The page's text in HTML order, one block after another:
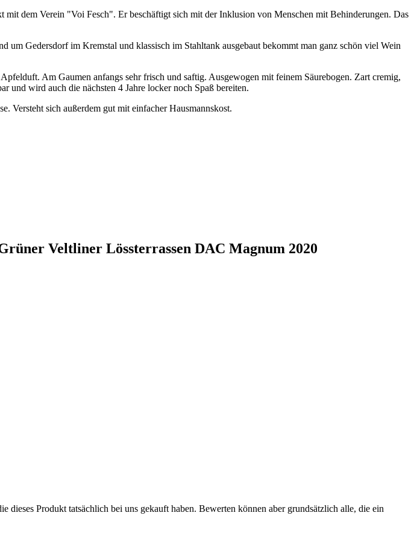
dem Verein "Voi Fesch". Er beschäftigt sich mit der Inklusion von Menschen mit Behinderungen. Das
um Gedersdorf im Kremstal und klassisch im Stahltank ausgebaut bekommt man ganz schön viel Wein
Am Gaumen anfangs sehr frisch und saftig. Ausgewogen mit feinem Säurebogen. Zart cremig,
und wird auch die nächsten 4 Jahre locker noch Spaß bereiten.
Versteht sich außerdem gut mit einfacher Hausmannskost.
Veltliner Lössterrassen DAC Magnum 2020
Produkt tatsächlich bei uns gekauft haben. Bewerten können aber grundsätzlich alle, die ein